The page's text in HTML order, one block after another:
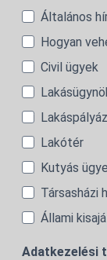
Általános
Hogyan
Civil ügyek
Lakótér
Kutyás
Társasházi
Állami
Adatkezelési